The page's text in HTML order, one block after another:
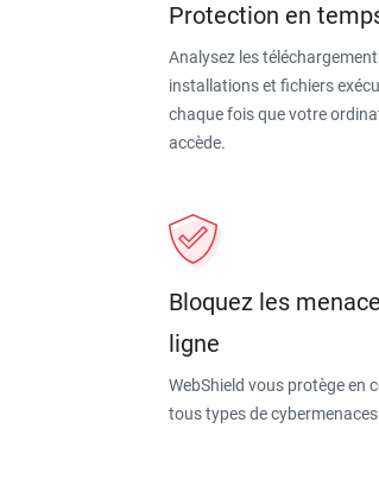
Protection en
Analysez les
installations et fichiers
chaque fois que votre
accède.
Bloquez les
ligne
WebShield vous protège en
tous types de cybermenaces.